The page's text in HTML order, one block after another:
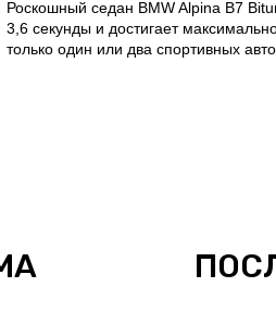
Роскошный седан BMW Alpina B7
3,6 секунды и достигает
только один или два спортивных